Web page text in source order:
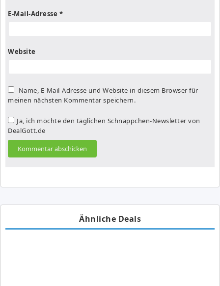
E-Mail-Adresse *
Website
Name, E-Mail-Adresse und Website in diesem Browser für
meinen nächsten Kommentar speichern.
Ja, ich möchte den täglichen Schnäppchen-Newsletter von
DealGott.de
Ähnliche Deals